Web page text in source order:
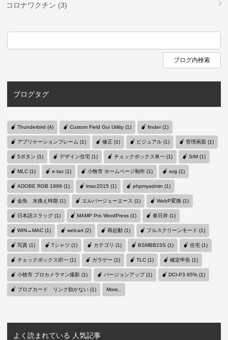
コロナワクチン (3)
ブログタグ
Thunderbird (4) Custom Field Gui Utility (1) finder (1)
アプリケーションフレーム (1) 修正 (1) ビジュアル (1) 管理画面 (1)
5ボタン (1) デザイン住宅 (1) チェックボックス単一 (1) SIM (1)
MLC (1) e-tax (1) 小牧市 ホームページ制作 (1) svg (1)
ADOBE RGB 1998 (1) imac2015 (1) phpmyadmin (1)
金魚 水換え時期 (1) エルバージェーエース (1) WebP変換 (1)
日本語スラッグ (1) MAMP Pro WordPress (1) 春日井 (1)
WIN→MAC (1) welcart (2) 再起動 (1) フルスクリーンモード (1)
写真 (1) Tシャツ (1) カテゴリ (1) BSMBB23S (1) 住宅 (1)
チェックボックス択一 (1) ガラゲー (1) TLC (1) 確定申告 (1)
小牧市 プロカメラマン撮影 (1) バージョンアップ (1) DCI-P3 95% (1)
ブログカード リンク効かない (1) More..
よく読まれている 人気記事